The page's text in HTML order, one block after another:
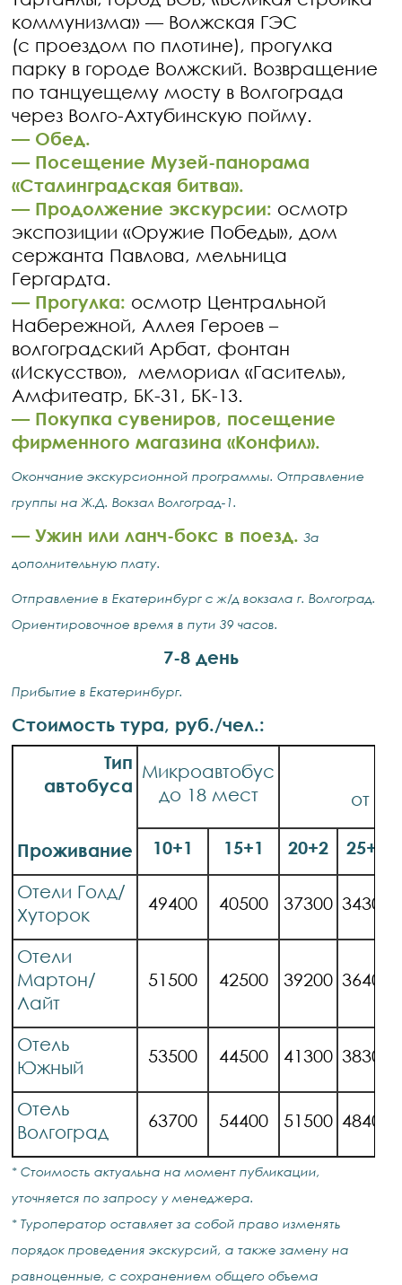
коммунизма» — Волжская ГЭС
(с проездом по плотине), прогулка
парку в городе Волжский. Возвращение
по танцуещему мосту в Волгограда
через Волго-Ахтубинскую пойму.
— Обед.
— Посещение Музей-панорама
«Сталинградская битва».
— Продолжение экскурсии: осмотр
экспозиции «Оружие Победы», дом
сержанта Павлова, мельница
Гергардта.
— Прогулка: осмотр Центральной
Набережной, Аллея Героев –
волгоградский Арбат, фонтан
«Искусство», мемориал «Гаситель»,
Амфитеатр, БК-31, БК-13.
— Покупка сувениров, посещение
фирменного магазина «Конфил».
Окончание экскурсионной программы. Отправление
группы на Ж.Д. Вокзал Волгоград-1.
— Ужин или ланч-бокс в поезд.За
дополнительную плату.
Отправление в Екатеринбург с ж/д вокзала г. Волгоград.
Ориентировочное время в пути 39 часов.
7-8 день
Прибытие в Екатеринбург.
Стоимость тура, руб./чел.:
Тип
автобуса
Проживание
Микроавтобус
до 18 мест
от
10+1 15+1 20+2 25+2
Отели Голд/
Хуторок
49400 40500 37300 34300
Отели
Мартон/
Лайт
51500 42500 39200 36400
Отель
Южный
53500 44500 41300 38300
Отель
Волгоград
63700 54400 51500 48400
* Стоимость актуальна на момент публикации,
уточняется по запросу у менеджера.
* Туроператор оставляет за собой право изменять
порядок проведения экскурсий, а также замену на
равноценные, с сохранением общего объема